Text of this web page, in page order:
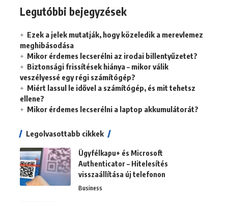
Legutóbbi bejegyzések
Ezek a jelek mutatják, hogy közeledik a merevlemez
meghibásodása
Mikor érdemes lecserélni az irodai billentyűzetet?
Biztonsági frissítések hiánya – mikor válik
veszélyessé egy régi számítógép?
Miért lassul le idővel a számítógép, és mit tehetsz
ellene?
Mikor érdemes lecserélni a laptop akkumulátorát?
Legolvasottabb cikkek
Ügyfélkapu+ és Microsoft
Authenticator – Hitelesítés
visszaállítása új telefonon
Business